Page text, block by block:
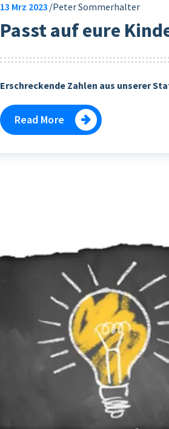
13 Mrz 2023 Peter Sommerhalter
Passt auf eure
Erschreckende Zahlen aus unserer
Read More